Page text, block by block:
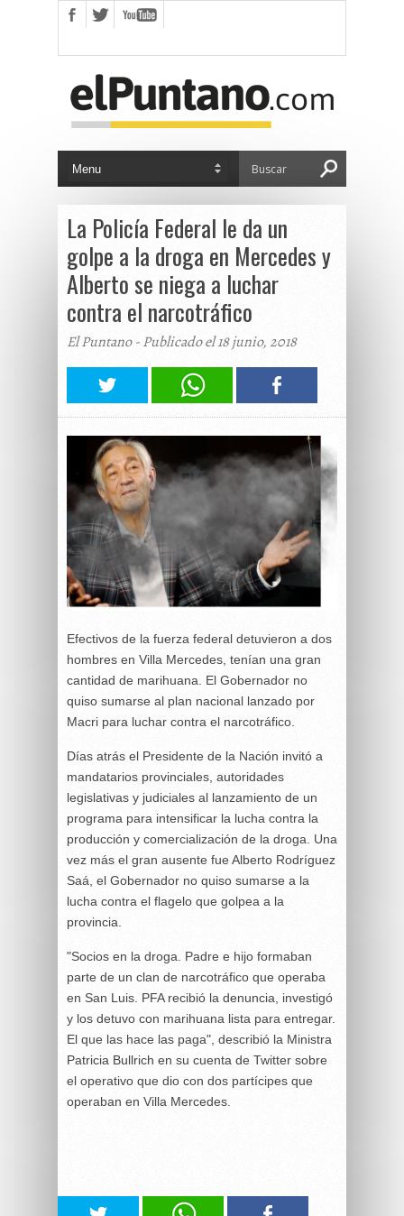
La Policía Federal le da un
golpe a la droga en Mercedes y
Alberto se niega a luchar
contra el narcotráfico
El Puntano - Publicado el 18 junio, 2018
Efectivos de la fuerza federal detuvieron a dos
hombres en Villa Mercedes, tenían una gran
cantidad de marihuana. El Gobernador no
quiso sumarse al plan nacional lanzado por
Macri para luchar contra el narcotráfico.
Días atrás el Presidente de la Nación invitó a
mandatarios provinciales, autoridades
legislativas y judiciales al lanzamiento de un
programa para intensificar la lucha contra la
producción y comercialización de la droga. Una
vez más el gran ausente fue Alberto Rodríguez
Saá, el Gobernador no quiso sumarse a la
lucha contra el flagelo que golpea a la
provincia.
"Socios en la droga. Padre e hijo formaban
parte de un clan de narcotráfico que operaba
en San Luis. PFA recibió la denuncia, investigó
y los detuvo con marihuana lista para entregar.
El que las hace las paga", describió la Ministra
Patricia Bullrich en su cuenta de Twitter sobre
el operativo que dio con dos partícipes que
operaban en Villa Mercedes.